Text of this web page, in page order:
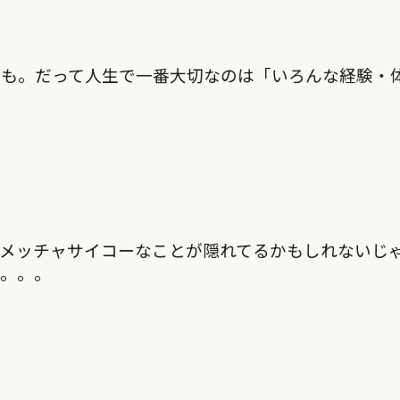
。だって人生で一番大切なのは「いろんな経験・
ッチャサイコーなことが隠れてるかもしれないじ
。。